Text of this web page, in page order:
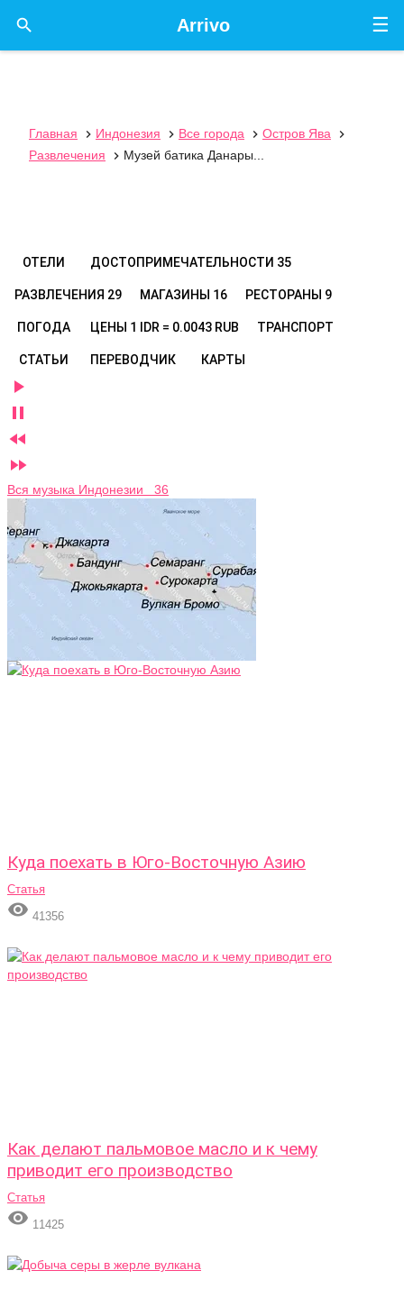
☰
Arrivo

Главная  Индонезия  Все города  Остров Ява

Развлечения
 Музей батика Данары...
ОТЕЛИ ДОСТОПРИМЕЧАТЕЛЬНОСТИ 35
РАЗВЛЕЧЕНИЯ 29 МАГАЗИНЫ 16 РЕСТОРАНЫ 9
ПОГОДА ЦЕНЫ 1 IDR = 0.0043 RUB ТРАНСПОРТ
СТАТЬИ ПЕРЕВОДЧИК КАРТЫ




Вся музыка Индонезии 36
Куда поехать в Юго-Восточную Азию
Статья
 41356
Как делают пальмовое масло и к чему
приводит его производство
Статья
 11425